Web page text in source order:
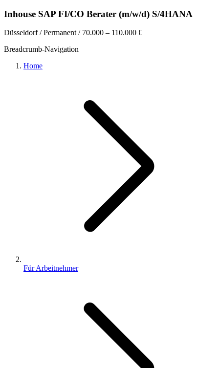
Inhouse SAP FI/CO Berater (m/w/d) S/4HANA
Düsseldorf / Permanent / 70.000 – 110.000 €
Breadcrumb-Navigation
Home
Für Arbeitnehmer